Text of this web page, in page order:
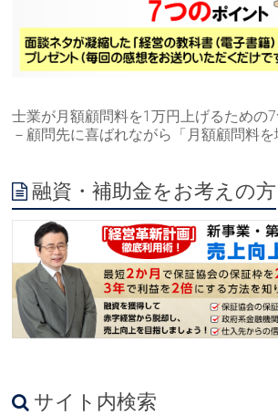
士業が月額顧問料を1万円上げるための
－顧問先に喜ばれながら「月額顧問料
融資・補助金をお考えの方
サイト内検索